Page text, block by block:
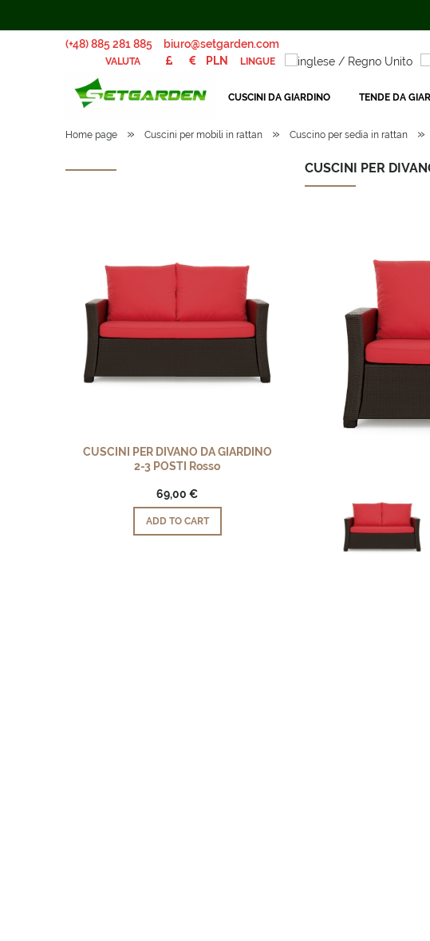
(+48) 885 281 885 biuro@setgarden.com
LINGUE
VALUTA
CUSCINI DA GIARDINO TENDE DA
Home page » Cuscini per mobili in rattan » Cuscino per sedia in rattan »
CUSCINI PER DIVANO DA GIARDINO
2-3 POSTI Rosso
69,00 €
ADD TO CART
CUSCINI PER